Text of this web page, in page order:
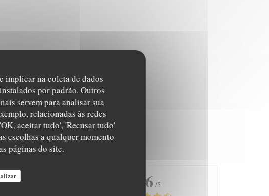
implicar na coleta de dados
por padrão. Outros
servem para analisar sua
relacionadas às redes
aceitar tudo', 'Recusar tudo'
escolhas a qualquer momento
páginas do site.
4.6 /5